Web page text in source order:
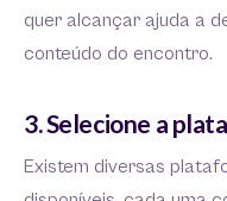
quer alcançar ajuda a
conteúdo do encontro.
3. Selecione a
Existem diversas